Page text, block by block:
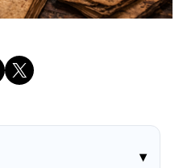
Compartir en X
▾